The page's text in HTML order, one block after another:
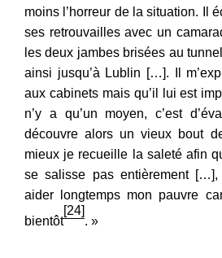
moins l’horreur de la situation. Il
ses retrouvailles avec un
les deux jambes brisées au
ainsi jusqu’à Lublin […]. Il
aux cabinets mais qu’il lui est
n’y a qu’un moyen, c’est
découvre alors un vieux bout
mieux je recueille la saleté afin
se salisse pas entièrement
aider longtemps mon pauvre
bientôt
[24]
. »